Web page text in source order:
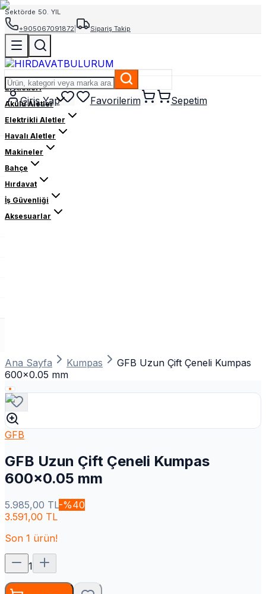
Sektörde 50. YIL
+905067091872
Sipariş Takip
Giriş Yap Favorilerim Sepetim
El Aletleri
Akülü Aletler
Elektrikli Aletler
Havalı Aletler
Makineler
Bahçe
Hırdavat
İş Güvenliği
Aksesuarlar
Ana Sayfa Kumpas
GFB Uzun Çift Çeneli Kumpas
600x0.05 mm
GFB
GFB Uzun Çift Çeneli Kumpas
600x0.05 mm
5.985,00 TL-%40
3.591,00 TL
Son 1 ürün!
1